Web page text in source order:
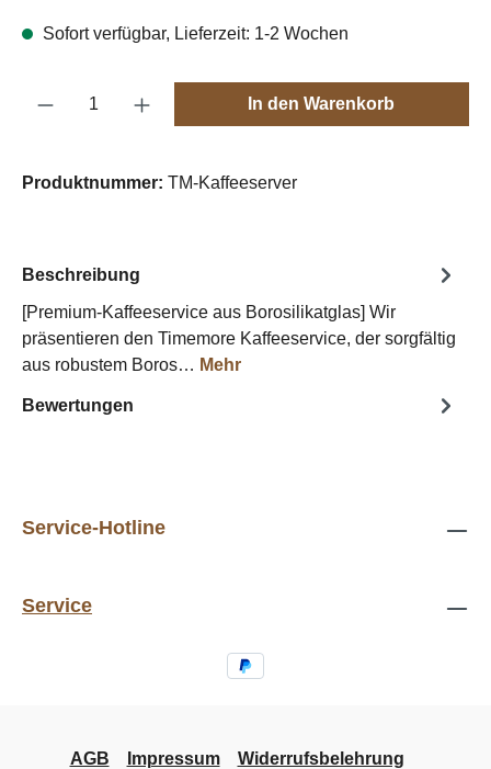
Sofort verfügbar, Lieferzeit: 1-2 Wochen
Produkt Anzahl: Gib den gewünschten
In den Warenkorb
Produktnummer: TM-Kaffeeserver
Beschreibung
[Premium-Kaffeeservice aus Borosilikatglas] Wir
präsentieren den Timemore Kaffeeservice, der sorgfältig
aus robustem Boros… Mehr
Bewertungen
Service-Hotline
Service
AGB Impressum Widerrufsbelehrung